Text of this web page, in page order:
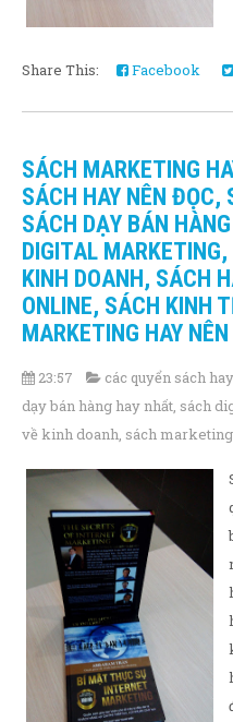
Share This: Facebook
SÁCH MARKETING
SÁCH HAY NÊN ĐỌC,
SÁCH DẠY BÁN
DIGITAL
KINH DOANH, SÁCH
ONLINE, SÁCH KINH
MARKETING HAY
23:57 các quyển sách
dạy bán hàng hay nhất sách
về kinh doanh sách